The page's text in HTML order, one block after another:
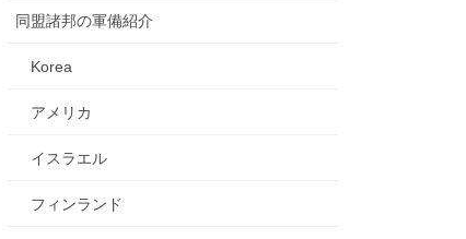
同盟諸邦の軍備紹介
Korea
アメリカ
イスラエル
フィンランド